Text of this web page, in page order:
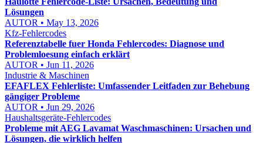
Lösungen
AUTOR • May 13, 2026
Kfz-Fehlercodes
Referenztabelle fuer Honda Fehlercodes: Diagnose und
Problemloesung einfach erklärt
AUTOR • Jun 11, 2026
Industrie & Maschinen
EFAFLEX Fehlerliste: Umfassender Leitfaden zur Behebung
gängiger Probleme
AUTOR • Jun 29, 2026
Haushaltsgeräte-Fehlercodes
Probleme mit AEG Lavamat Waschmaschinen: Ursachen und
Lösungen, die wirklich helfen